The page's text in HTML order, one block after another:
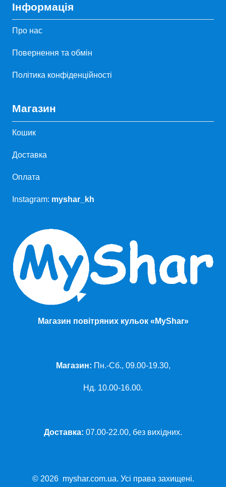
Інформація
Про нас
Повернення та обмін
Політика конфіденційності
Магазин
Кошик
Доставка
Оплата
Instagram: myshar_kh
Магазин повітряних кульок «MyShar»
Магазин: Пн.-Сб., 09.00-19.30,
Нд. 10.00-16.00.
Доставка: 07.00-22.00, без вихідних.
© 2026 myshar.com.ua. Усі права захищені.